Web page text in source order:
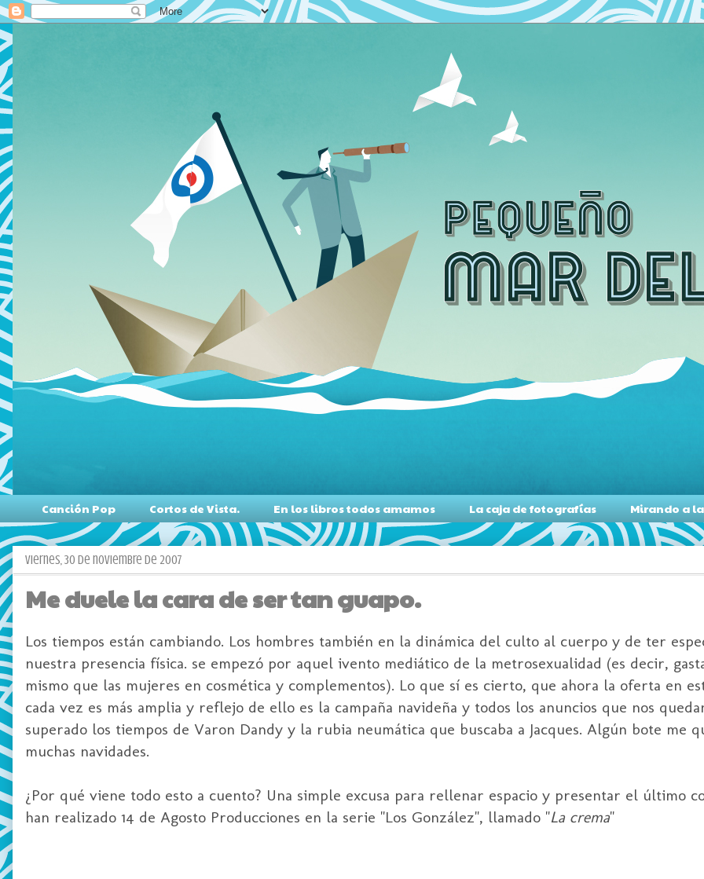
Canción Pop Cortos de Vista. En los libros todos amamos La caja de fotografías Mirando a
viernes, 30 de noviembre de 2007
Me duele la cara de ser tan guapo.
Los tiempos están cambiando. Los hombres también en la dinámica del culto al cuerpo y de ter
nuestra presencia física. se empezó por aquel ivento mediático de la metrosexualidad (es decir,
mismo que las mujeres en cosmética y complementos). Lo que sí es cierto, que ahora la oferta en
cada vez es más amplia y reflejo de ello es la campaña navideña y todos los anuncios que nos
superado los tiempos de Varon Dandy y la rubia neumática que buscaba a Jacques. Algún bote me
muchas navidades.
¿Por qué viene todo esto a cuento? Una simple excusa para rellenar espacio y presentar el último
han realizado 14 de Agosto Producciones en la serie "Los González", llamado "La crema"